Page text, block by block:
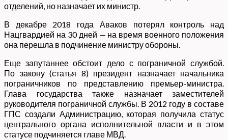
отделений, но назначает их министр.
В декабре 2018 года Аваков потерял контроль над
Нацгвардией на 30 дней — на время военного положения
она перешла в подчинение министру обороны.
Еще запутаннее обстоит дело с пограничной службой.
По закону (статья 8) президент назначает начальника
пограничников по представлению премьер-министра.
Глава государства также назначает заместителей
руководителя пограничной службы. В 2012 году в составе
ГПС создали Администрацию, которая получила статус
центрального органа исполнительной власти и в этом
статусе подчиняется главе МВД.